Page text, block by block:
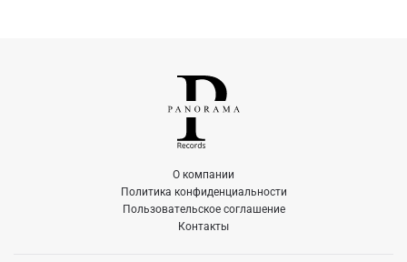
О компании
Политика конфиденциальности
Пользовательское соглашение
Контакты